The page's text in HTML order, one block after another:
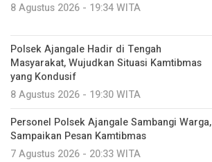
8 Agustus 2026 - 19:34 WITA
Polsek Ajangale Hadir di Tengah
Masyarakat, Wujudkan Situasi Kamtibmas
yang Kondusif
8 Agustus 2026 - 19:30 WITA
Personel Polsek Ajangale Sambangi Warga,
Sampaikan Pesan Kamtibmas
7 Agustus 2026 - 20:33 WITA